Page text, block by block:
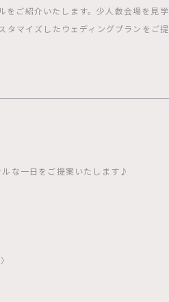
をご紹介いたします。少人数会場を見学
タマイズしたウェディングプランをご提
ルな一日をご提案いたします♪